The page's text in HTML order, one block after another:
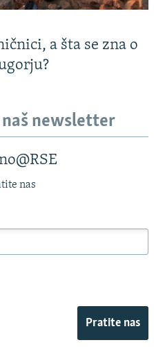
a šta se zna o
newsletter
nas
Pratite nas